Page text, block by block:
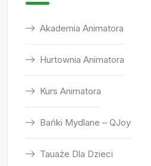
Akademia Animatora
Hurtownia Animatora
Kurs Animatora
Bańki Mydlane – QJoy
Tauaże Dla Dzieci